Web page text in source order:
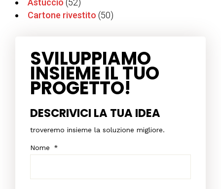
Astuccio (52)
Cartone rivestito (50)
SVILUPPIAMO
INSIEME IL TUO
PROGETTO!
DESCRIVICI LA TUA IDEA
troveremo insieme la soluzione migliore.
Nome *